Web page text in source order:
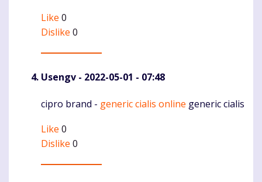
Like 0
Dislike 0
Usengv - 2022-05-01 - 07:48
Komentaras
cipro brand - generic cialis online generic cialis
Like 0
Dislike 0